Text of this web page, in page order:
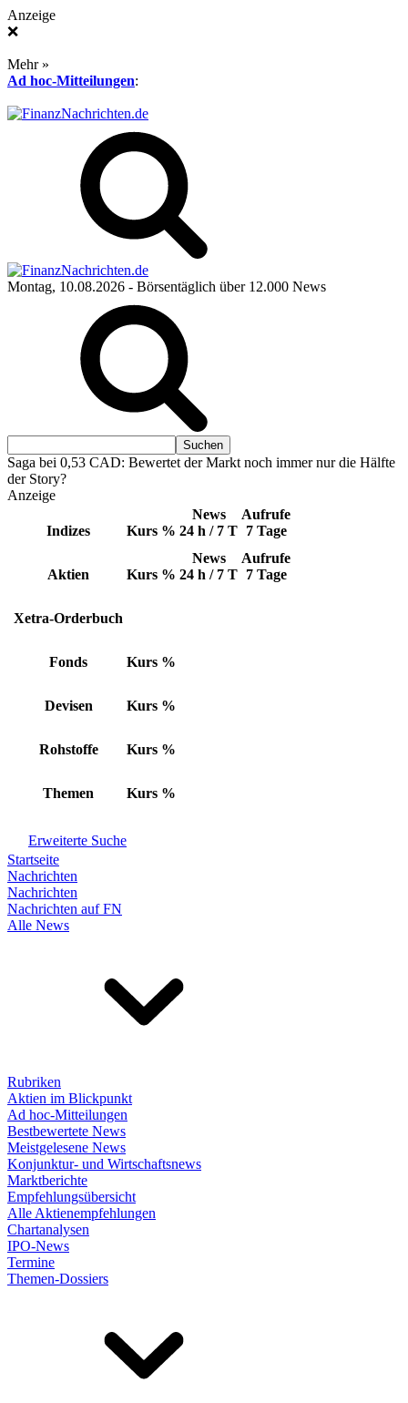
Anzeige
❌
Mehr »
Ad hoc-Mitteilungen:
Montag, 10.08.2026 - Börsentäglich über 12.000 News
Saga bei 0,53 CAD: Bewertet der Markt noch immer nur die Hälfte
der Story?
Anzeige
Indizes Kurs %
News
24 h / 7 T
Aufrufe
7 Tage
Aktien Kurs %
News
24 h / 7 T
Aufrufe
7 Tage
Xetra-Orderbuch
Fonds Kurs %
Devisen Kurs %
Rohstoffe Kurs %
Themen Kurs %
Erweiterte Suche
Startseite
Nachrichten
Nachrichten
Nachrichten auf FN
Alle News
Rubriken
Aktien im Blickpunkt
Ad hoc-Mitteilungen
Bestbewertete News
Meistgelesene News
Konjunktur- und Wirtschaftsnews
Marktberichte
Empfehlungsübersicht
Alle Aktienempfehlungen
Chartanalysen
IPO-News
Termine
Themen-Dossiers